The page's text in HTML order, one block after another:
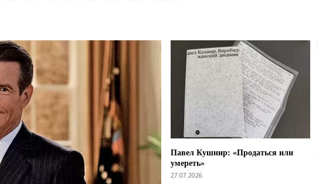
Павел Кушнир: «Продаться или
умереть»
27.07.2026